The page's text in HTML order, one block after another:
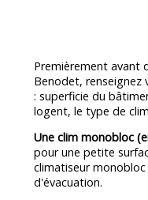
Premièrement avant
Benodet, renseignez
: superficie du
logent, le type de
Une clim monobloc
pour une petite
climatiseur
d'évacuation.